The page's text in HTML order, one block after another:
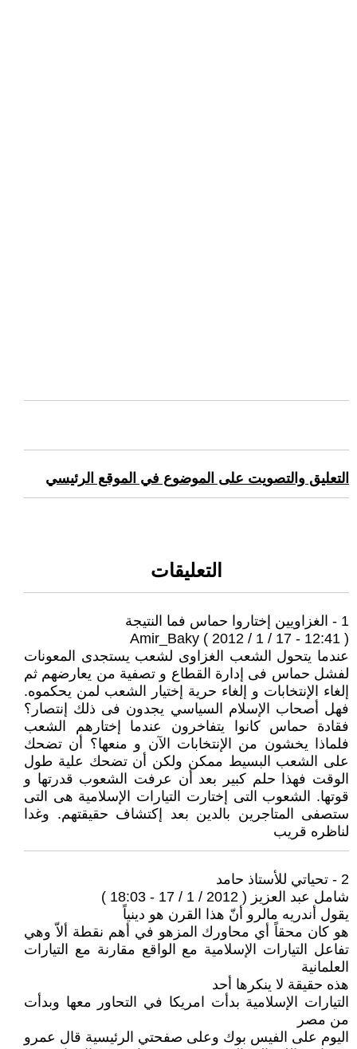
التعليق والتصويت على الموضوع في الموقع الرئيسي
التعليقات
1 - الغزاويين إختاروا حماس فما النتيجة
Amir_Baky ( 2012 / 1 / 17 - 12:41 )
عندما يتحول الشعب الغزاوى لشعب يستجدى المعونات
لفشل حماس فى إدارة القطاع و تصفية من يعارضهم ثم
إلغاء الإنتخابات و إلغاء حرية إختيار الشعب لمن يحكموه.
فهل أصحاب الإسلام السياسي يجدون فى ذلك إنتصار؟
فقادة حماس كانوا يتفاخرون عندما إختارهم الشعب
فلماذا يخشون من الإنتخابات الآن و منعها؟ أن تضحك
على الشعب البسيط ممكن ولكن أن تضحك علية طول
الوقت فهذا حلم كبير بعد أن عرفت الشعوب قدرتها و
قوتها. الشعوب التى إختارت التيارات الإسلامية هى التى
ستصفى المتاجرين بالدين بعد إكتشاف حقيقتهم. وغدا
لناظره قريب
2 - تحياتي للأستاذ حامد
شامل عبد العزيز ( 2012 / 1 / 17 - 18:03 )
يقول أندريه مالرو أنّ هذا القرن هو دينياً
هو كان محقاً أي محاورك المزهو في أهم نقطة ألاّ وهي
تفاعل التيارات الإسلامية مع الواقع مقارنة مع التيارات
العلمانية
هذه حقيقة لا ينكرها أحد
التيارات الإسلامية بدأت امريكا في التحاور معها وبدأت
من مصر
اليوم على الفيس بوك وعلى صفحتي الرئيسية قال عمرو